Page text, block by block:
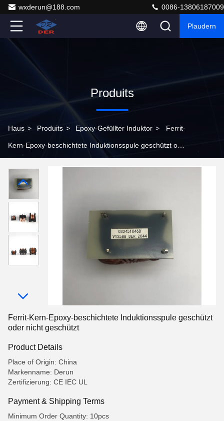
wxderun@188.com 0086-13806187009
Plaudern
Produits
Haus > Produits > Epoxy-Gefüllter Induktor > Ferrit-
Kern-Epoxy-beschichtete Induktionsspule geschützt oder
Ferrit-Kern-Epoxy-beschichtete Induktionsspule geschützt
oder nicht geschützt
Product Details
Place of Origin: China
Markenname: Derun
Zertifizierung: CE IEC UL
Payment & Shipping Terms
Minimum Order Quantity: 10pcs